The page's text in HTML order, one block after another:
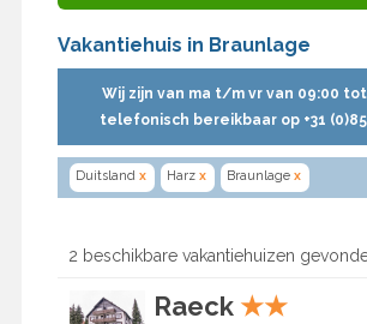
Vakantiehuis in Braunlage
Wij zijn van ma t/m vr van 09:00
telefonisch bereikbaar op +31
Duitsland x Harz x Braunlage x
2 beschikbare vakantiehuizen
Raeck ★★